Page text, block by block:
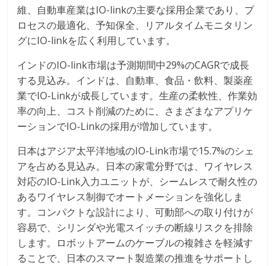
維、自動車産業はIO-linkの主要な採用企業であり、プ
ロセスの最適化、予知保全、リアルタイムモニタリン
グにIO-linkを広く利用しています。
インドのIO-link市場は予測期間中29%のCAGRで成長
する見込み。インドは、自動車、食品・飲料、製薬産
業でIO-Linkが成長しています。生産の柔軟性、作業効
率の向上、コスト削減のために、さまざまなアプリケ
ーションでIO-Linkの採用が増加しています。
日本はアジア太平洋地域のIO-Link市場で15.7%のシェ
アを占める見込み。日本の家電分野では、ワイヤレス
対応のIO-Link入力ユニットが、シームレスで耐久性の
あるワイヤレス制御でオートメーションを強化しま
す。コンパクトな設計により、可動部への取り付けが
容易で、シリンダや光電スイッチの断線リスクを排除
します。ロボットアームのケーブルの複雑さを軽減す
ることで、日本のスマート製造業の推進をサポートし